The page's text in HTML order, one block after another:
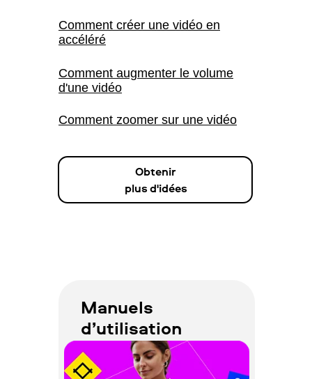
Comment zoomer sur une vidéo
Comment augmenter le volume
d'une vidéo
Comment créer une vidéo en
accéléré
Obtenir
plus d'idées
Comment télécharger des vidéos
sur Instagram
Comment lire et convertir des
Manuels
d’utilisation